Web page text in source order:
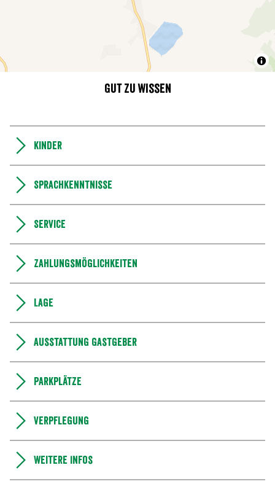
Gut zu wissen
Kinder
Sprachkenntnisse
Service
Zahlungsmöglichkeiten
Lage
Ausstattung Gastgeber
Parkplätze
Verpflegung
Weitere Infos